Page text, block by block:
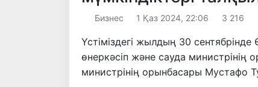
Бизнес 1 Қаз 2024, 22:06 3 216
Үстіміздегі жылдың 30
өнеркәсіп және сауда
министрінің орынбасары Мустафо